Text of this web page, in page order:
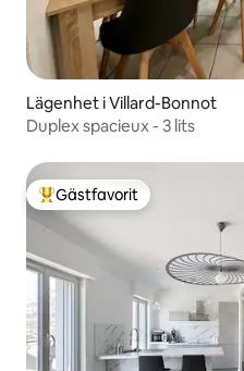
Lägenhet i Villard-Bonnot
Duplex spacieux - 3 lits
Populär gästfavorit
Gästfavorit